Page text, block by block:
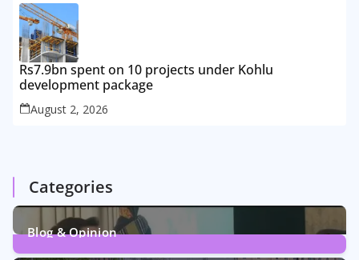
Rs7.9bn spent on 10 projects under Kohlu
development package
August 2, 2026
Categories
Blog & Opinion